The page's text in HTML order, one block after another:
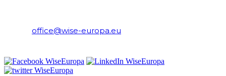
office@wise-europa.eu